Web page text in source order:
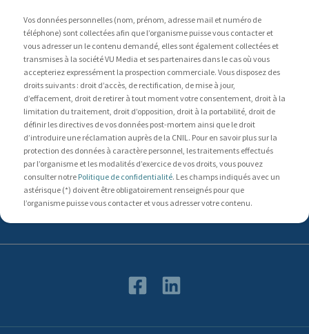
Vos données personnelles (nom, prénom, adresse mail et numéro de
téléphone) sont collectées afin que l’organisme puisse vous contacter et
vous adresser un le contenu demandé, elles sont également collectées et
transmises à la société VU Media et ses partenaires dans le cas où vous
accepteriez expressément la prospection commerciale. Vous disposez des
droits suivants : droit d’accès, de rectification, de mise à jour,
d’effacement, droit de retirer à tout moment votre consentement, droit à la
limitation du traitement, droit d’opposition, droit à la portabilité, droit de
définir les directives de vos données post-mortem ainsi que le droit
d’introduire une réclamation auprès de la CNIL. Pour en savoir plus sur la
protection des données à caractère personnel, les traitements effectués
par l’organisme et les modalités d’exercice de vos droits, vous pouvez
consulter notre Politique de confidentialité. Les champs indiqués avec un
astérisque (*) doivent être obligatoirement renseignés pour que
l’organisme puisse vous contacter et vous adresser votre contenu.